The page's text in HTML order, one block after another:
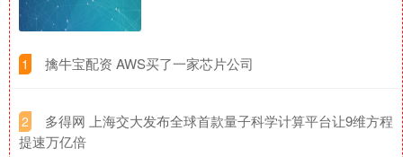
1 ​擒牛宝配资 AWS买了一家芯片公司
2
​多得网 上海交大发布全球首款量子科学计算平台让9维方程
提速万亿倍